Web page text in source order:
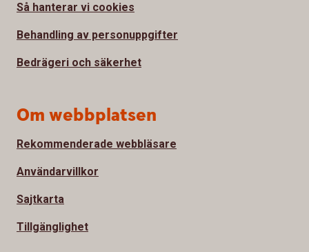
Så hanterar vi cookies
Behandling av personuppgifter
Bedrägeri och säkerhet
Om webbplatsen
Rekommenderade webbläsare
Användarvillkor
Sajtkarta
Tillgänglighet